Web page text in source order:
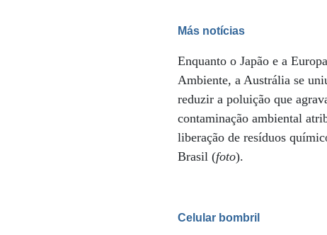
Más notícias
Enquanto o Japão e a
Ambiente, a Austrália se
reduzir a poluição que
contaminação ambiental
liberação de resíduos
Brasil (foto).
Celular bombril